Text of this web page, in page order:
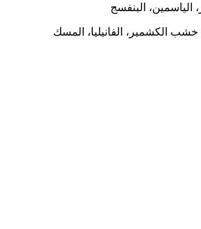
الياسمين، البنفسج
الكشمير، الفانيليا، المسك